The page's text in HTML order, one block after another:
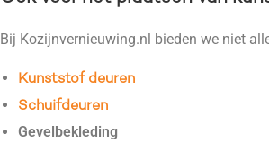
Bij Kozijnvernieuwing.nl bieden we niet
Kunststof deuren
Schuifdeuren
Gevelbekleding